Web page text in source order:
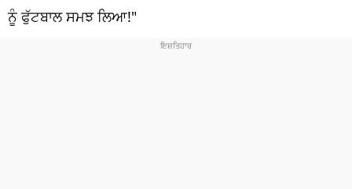
ਖੇਡਾਂ
ਨੂੰ ਫੁੱਟਬਾਲ ਸਮਝ ਲਿਆ!"